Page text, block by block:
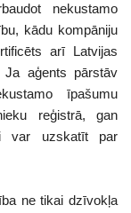
nekustamo
kādu kompāniju
arī Latvijas
Ja aģents pārstāv
īpašumu
reģistrā, gan
var uzskatīt par
ne tikai dzīvokļa